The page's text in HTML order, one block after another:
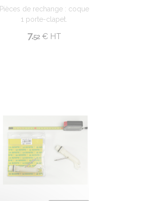
Pièces de rechange : coque
1 porte-clapet.
7.52 €HT